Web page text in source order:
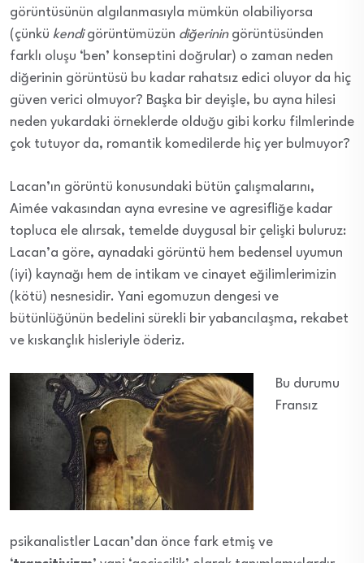
görüntüsünün algılanmasıyla mümkün olabiliyorsa
(çünkü kendigörüntümüzün diğeriningörüntüsünden
farklı oluşu ‘ben’ konseptini doğrular) o zaman neden
diğerinin görüntüsü bu kadar rahatsız edici oluyor da hiç
güven verici olmuyor? Başka bir deyişle, bu ayna hilesi
neden yukardaki örneklerde olduğu gibi korku filmlerinde
çok tutuyor da, romantik komedilerde hiç yer bulmuyor?
Lacan’ın görüntü konusundaki bütün çalışmalarını,
Aimée vakasından ayna evresine ve agresifliğe kadar
topluca ele alırsak, temelde duygusal bir çelişki buluruz:
Lacan’a göre, aynadaki görüntü hem bedensel uyumun
(iyi) kaynağı hem de intikam ve cinayet eğilimlerimizin
(kötü) nesnesidir. Yani egomuzun dengesi ve
bütünlüğünün bedelini sürekli bir yabancılaşma, rekabet
ve kıskançlık hisleriyle öderiz.
Bu durumu
Fransız
psikanalistler Lacan’dan önce fark etmiş ve